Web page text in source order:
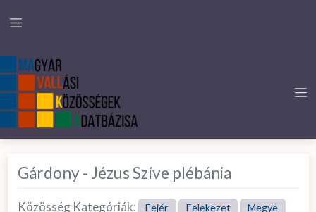
Gárdony - Jézus Szíve plébánia
Közösség Kategóriák: Fejér Felekezet
Megye